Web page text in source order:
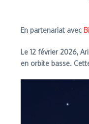
En partenariat avec
Le 12 février 2026,
en orbite basse.